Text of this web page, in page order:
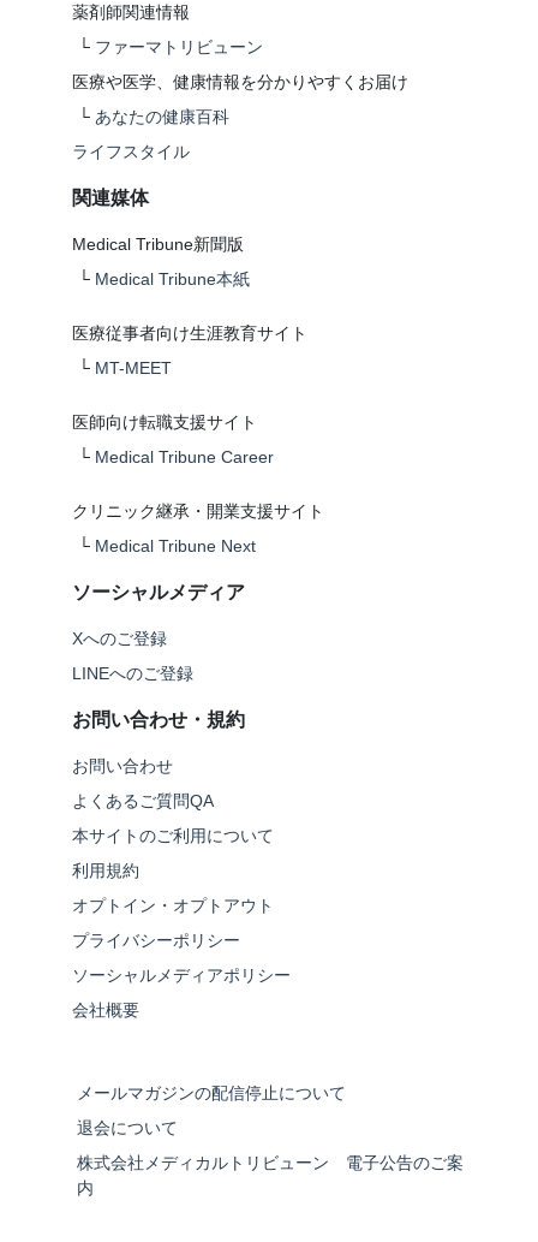
薬剤師関連情報
└ ファーマトリビューン
医療や医学、健康情報を分かりやすくお届け
└ あなたの健康百科
ライフスタイル
関連媒体
Medical Tribune新聞版
└ Medical Tribune本紙
医療従事者向け生涯教育サイト
└ MT-MEET
医師向け転職支援サイト
└ Medical Tribune Career
クリニック継承・開業支援サイト
└ Medical Tribune Next
ソーシャルメディア
Xへのご登録
LINEへのご登録
お問い合わせ・規約
お問い合わせ
よくあるご質問QA
本サイトのご利用について
利用規約
オプトイン・オプトアウト
プライバシーポリシー
ソーシャルメディアポリシー
会社概要
メールマガジンの配信停止について
退会について
株式会社メディカルトリビューン 電子公告のご案
内